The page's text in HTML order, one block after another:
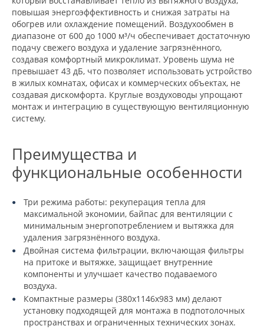
повышая энергоэффективность и снижая затраты на
обогрев или охлаждение помещений. Воздухообмен в
диапазоне от 600 до 1000 м³/ч обеспечивает достаточную
подачу свежего воздуха и удаление загрязнённого,
создавая комфортный микроклимат. Уровень шума не
превышает 43 дБ, что позволяет использовать устройство
в жилых комнатах, офисах и коммерческих объектах, не
создавая дискомфорта. Круглые воздуховоды упрощают
монтаж и интеграцию в существующую вентиляционную
систему.
Преимущества и
функциональные особенности
Три режима работы: рекуперация тепла для
максимальной экономии, байпас для вентиляции с
минимальным энергопотреблением и вытяжка для
удаления загрязнённого воздуха.
Двойная система фильтрации, включающая фильтры
на притоке и вытяжке, защищает внутренние
компоненты и улучшает качество подаваемого
воздуха.
Компактные размеры (380x1146x983 мм) делают
установку подходящей для монтажа в подпотолочных
пространствах и ограниченных технических зонах.